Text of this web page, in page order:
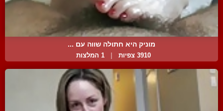
מוניק היא חתולה שווה עם ...
3910 צפיות | 1 המלצות